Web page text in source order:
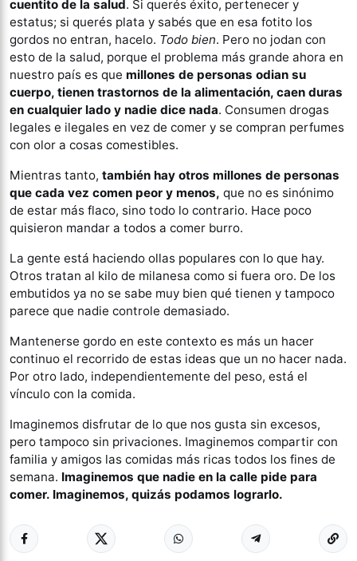
cuentito de la salud. Si querés éxito, pertenecer y
estatus; si querés plata y sabés que en esa fotito los
gordos no entran, hacelo. Todo bien. Pero no jodan con
esto de la salud, porque el problema más grande ahora en
nuestro país es que millones de personas odian su
cuerpo, tienen trastornos de la alimentación, caen duras
en cualquier lado y nadie dice nada. Consumen drogas
legales e ilegales en vez de comer y se compran perfumes
con olor a cosas comestibles.
Mientras tanto, también hay otros millones de personas
que cada vez comen peor y menos, que no es sinónimo
de estar más flaco, sino todo lo contrario. Hace poco
quisieron mandar a todos a comer burro.
La gente está haciendo ollas populares con lo que hay.
Otros tratan al kilo de milanesa como si fuera oro. De los
embutidos ya no se sabe muy bien qué tienen y tampoco
parece que nadie controle demasiado.
Mantenerse gordo en este contexto es más un hacer
continuo el recorrido de estas ideas que un no hacer nada.
Por otro lado, independientemente del peso, está el
vínculo con la comida.
Imaginemos disfrutar de lo que nos gusta sin excesos,
pero tampoco sin privaciones. Imaginemos compartir con
familia y amigos las comidas más ricas todos los fines de
semana. Imaginemos que nadie en la calle pide para
comer. Imaginemos, quizás podamos lograrlo.